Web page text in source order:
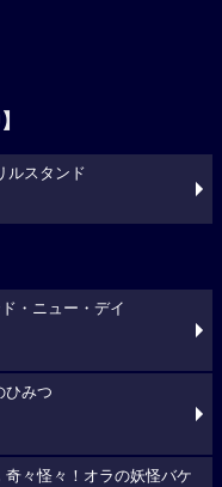
ルスタンド
・ニュー・デイ
ひみつ
々怪々！オラの妖怪バケ